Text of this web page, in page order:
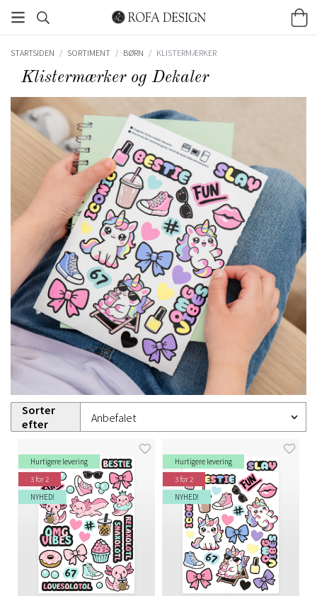
STARTSIDEN / SORTIMENT / BØRN / KLISTERMÆRKER
Klistermærker og Dekaler
Sorter
efter
Hurtigere levering
3 for 2
NYHED!
Hurtigere levering
3 for 2
NYHED!